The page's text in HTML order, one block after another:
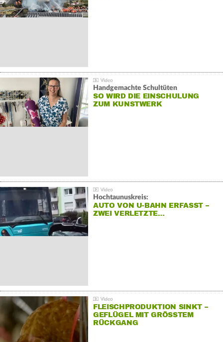
Handgemachte Schultüten
SO WIRD DIE EINSCHULUNG
ZUM KUNSTWERK
Hochtaunuskreis:
AUTO VON U-BAHN ERFASST –
ZWEI VERLETZTE…
FLEISCHPRODUKTION SINKT –
GEFLÜGEL MIT GRÖSSTEM R
ÜCKGANG